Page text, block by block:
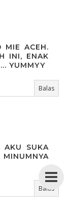
MIE ACEH.
INI, ENAK
YUMMYY
Balas
AKU SUKA
Balas